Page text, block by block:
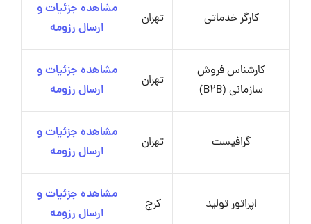
کارگر خدماتی تهران
مشاهده جزئیات و
ارسال رزومه
کارشناس فروش
سازمانی (B2B)
تهران
مشاهده جزئیات و
ارسال رزومه
گرافیست تهران
مشاهده جزئیات و
ارسال رزومه
اپراتور تولید کرج
مشاهده جزئیات و
ارسال رزومه